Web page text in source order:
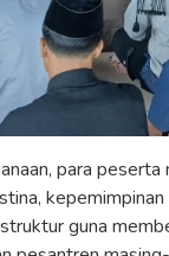
para
guna